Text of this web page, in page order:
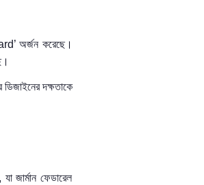
অর্জন করেছে।
ডিজাইনের দক্ষতাকে
যা জার্মান ফেডারেল